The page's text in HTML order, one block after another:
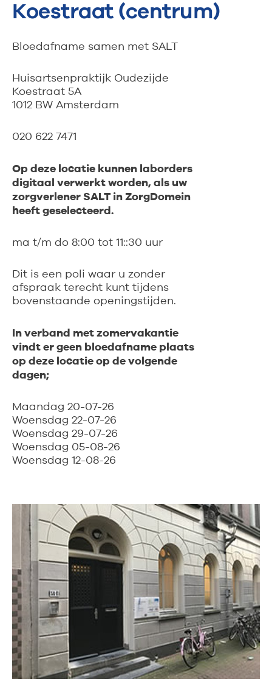
Koestraat (centrum)
Bloedafname samen met SALT
Huisartsenpraktijk Oudezijde
Koestraat 5A
1012 BW Amsterdam
020 622 7471
Op deze locatie kunnen laborders
digitaal verwerkt worden, als uw
zorgverlener SALT in ZorgDomein
heeft geselecteerd.
ma t/m do 8:00 tot 11::30 uur
Dit is een poli waar u zonder
afspraak terecht kunt tijdens
bovenstaande openingstijden.
In verband met zomervakantie
vindt er geen bloedafname plaats
op deze locatie op de volgende
dagen;
Maandag 20-07-26
Woensdag 22-07-26
Woensdag 29-07-26
Woensdag 05-08-26
Woensdag 12-08-26